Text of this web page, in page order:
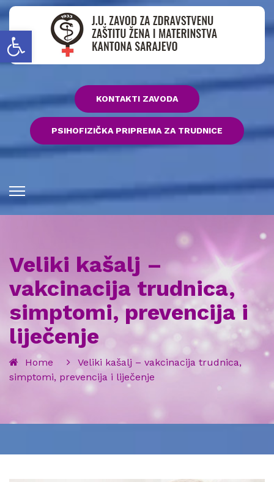
Open toolbar
KONTAKTI ZAVODA
PSIHOFIZIČKA PRIPREMA ZA TRUDNICE
Veliki kašalj –
vakcinacija trudnica,
simptomi, prevencija i
liječenje
Home
Veliki kašalj – vakcinacija trudnica,
simptomi, prevencija i liječenje